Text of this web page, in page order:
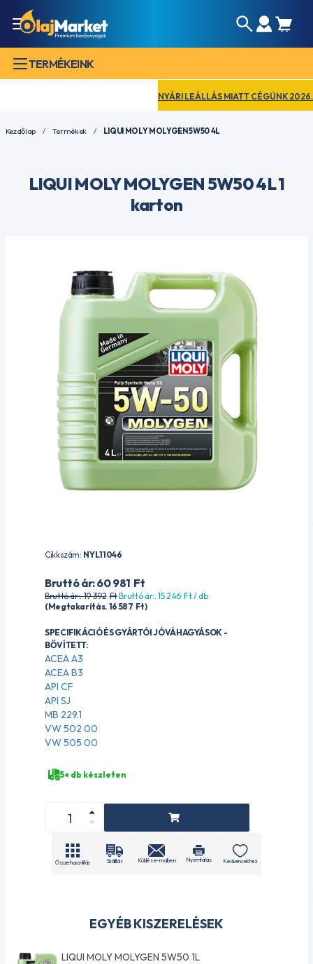
TERMÉKEINK
NYÁRI LEÁLLÁS MIATT CÉGÜNK 2026.
Kezdőlap Termékek LIQUI MOLY MOLYGEN 5W50 4L
LIQUI MOLY MOLYGEN 5W50 4L 1
karton
EGYÉB KISZERELÉSEK
LIQUI MOLY MOLYGEN 5W50 1L
Cikkszám: NYL11046
Bruttó ár: 60 981 Ft
Bruttó ár:. 19 392 FtBruttó ár:. 15 246 Ft/ db
(Megtakarítás. 16 587 Ft)
SPECIFIKÁCIÓ ÉS GYÁRTÓI JÓVÁHAGYÁSOK -
BŐVÍTETT:
ACEA A3
ACEA B3
API CF
API SJ
MB 229.1
VW 502 00
VW 505 00
5+ db készleten
Összehasonlítás Szállítás Küldés e-mailben Nyomtatás Kedvencekhez